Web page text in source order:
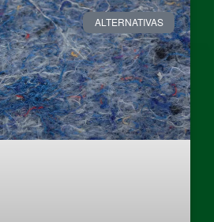
ALTERNATIVAS